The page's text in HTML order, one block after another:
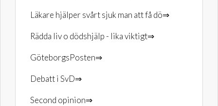
Läkare hjälper svårt sjuk man att få dö⇒
Rädda liv o dödshjälp - lika viktigt⇒
GöteborgsPosten⇒
Debatt i SvD⇒
Second opinion⇒